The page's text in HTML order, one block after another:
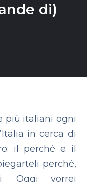
di)
più italiani ogni
in cerca di
il perché e il
perché,
Oggi vorrei